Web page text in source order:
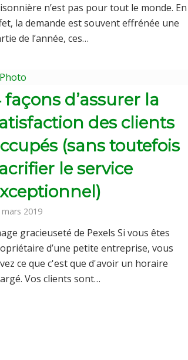
n’est pas pour tout le monde. En
la demande est souvent effrénée une
de l’année, ces…
façons d’assurer la
des clients
(sans toutefois
le service
mars 2019
gracieuseté de Pexels Si vous êtes
d’une petite entreprise, vous
ce que c'est que d'avoir un horaire
Vos clients sont…